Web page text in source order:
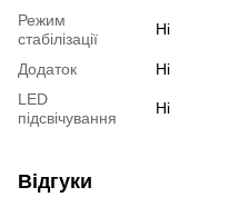
Режим
стабілізації
Ні
Додаток
Ні
LED
підсвічування
Ні
Відгуки